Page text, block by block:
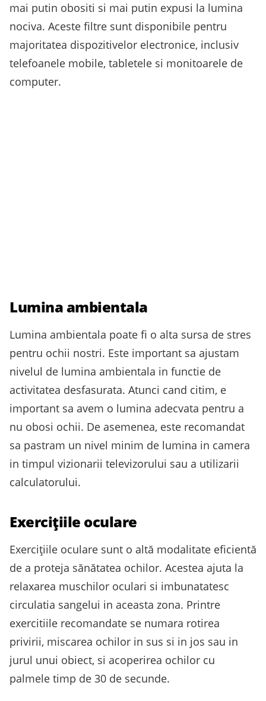
mai putin obositi si mai putin expusi la lumina
nociva. Aceste filtre sunt disponibile pentru
majoritatea dispozitivelor electronice, inclusiv
telefoanele mobile, tabletele si monitoarele de
computer.
Lumina ambientala
Lumina ambientala poate fi o alta sursa de stres
pentru ochii nostri. Este important sa ajustam
nivelul de lumina ambientala in functie de
activitatea desfasurata. Atunci cand citim, e
important sa avem o lumina adecvata pentru a
nu obosi ochii. De asemenea, este recomandat
sa pastram un nivel minim de lumina in camera
in timpul vizionarii televizorului sau a utilizarii
calculatorului.
Exercițiile oculare
Exercițiile oculare sunt o altă modalitate eficientă
de a proteja sănătatea ochilor. Acestea ajuta la
relaxarea muschilor oculari si imbunatatesc
circulatia sangelui in aceasta zona. Printre
exercitiile recomandate se numara rotirea
privirii, miscarea ochilor in sus si in jos sau in
jurul unui obiect, si acoperirea ochilor cu
palmele timp de 30 de secunde.